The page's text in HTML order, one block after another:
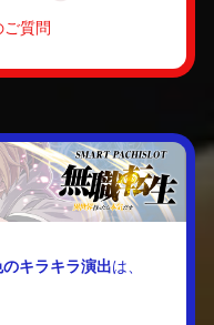
質問
キラキラ演出は、